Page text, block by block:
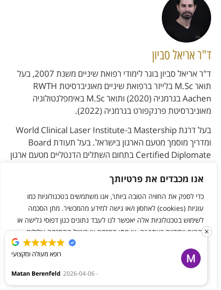
אנו מכבדים את פרטיותך
כדי לספק את החוויה הטובה ביותר, אנו משתמשים בטכנולוגיות כמו
עוגיות (cookies) לאחסון ו/או גישה למידע מהמכשיר. מתן הסכמה
לשימוש בטכנולוגיות אלה יאפשר לנו לעבד נתונים כגון דפוסי גלישה או
מזהים ייחודיים באתר זה. אי מתן הסכמה או ביטול ההסכמה עלולים
להשפיע לרעה על תפקודן של תכונות מסוימות ועל ביצועי האתר.
אשר הכל
ד"ר אריאל סביון
ד"ר אריאל סביון בוגר לימודי רפואת שיניים משנת 2007, בעל
תואר M.Sc בלייזר ברפואת שיניים מאוניברסיטת RWTH
Aachen בגרמניה (2020) ותואר M.Sc באימפלנטולוגיה
מאוניברסיטת פרנקפורט בגרמניה (2022).
בעל דרגת Mastership ב-World Clinical Laser Institute
ומדריך מוסמך מטעם הארגון בישראל. בעל תעודת Board
Certified Diplomate בתחום השתלים הדנטליים מטעם ארגון
העולמי משנת 2013.
חוקר בתחום הלייזר הדנטלי וההשתלות, ועוסק רבות בהשתלות
דנטליות, רפואת שיניים זעיר–פולשנית, עיצוב החיוך בהדמיה
דיגיטלית, רפואת שיניים תחת מיקרוסקופ ורפואת שיניים בלייזר,
במרפאתו הפרטית בראשון לציון.
יועץ לחברות דנטליות בינ"ל, ובעל ניסיון נרחב בהרצאות בכנסים
וקורסים בארץ ובעולם.
רופא מעולה ומקצועי
Matan Berenfeld 2026-04-06